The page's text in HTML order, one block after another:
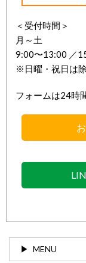
＜受付時間＞
月～土
9:00〜13:00 ／
※日曜・祝日は
フォームは24時
MENU